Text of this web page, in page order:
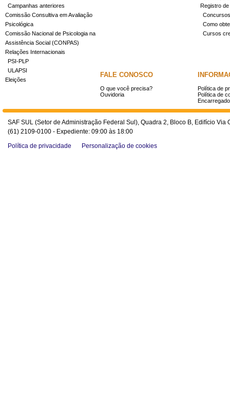
Campanhas anteriores
Comissão Consultiva em Avaliação
Psicológica
Comissão Nacional de Psicologia na
Assistência Social (CONPAS)
Relações Internacionais
PSI-PLP
ULAPSI
Eleições
Registro
Concursos
Como
Cursos
FALE CONOSCO
O que você precisa?
Ouvidoria
Política de
Política de
SAF SUL (Setor de Administração Federal Sul), Quadra 2, Bloco B, Edifício
(61) 2109-0100 - Expediente: 09:00 às 18:00
Política de privacidade
Personalização de cookies